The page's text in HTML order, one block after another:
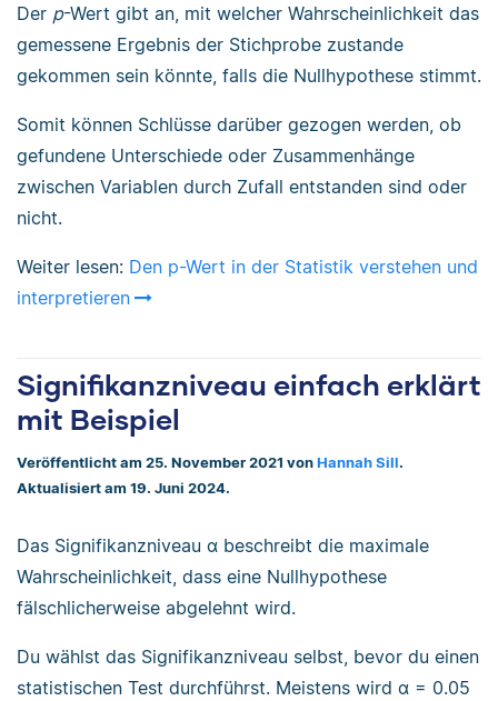
Der p-Wert gibt an, mit welcher Wahrscheinlichkeit das
gemessene Ergebnis der Stichprobe zustande
gekommen sein könnte, falls die Nullhypothese stimmt.
Somit können Schlüsse darüber gezogen werden, ob
gefundene Unterschiede oder Zusammenhänge
zwischen Variablen durch Zufall entstanden sind oder
nicht.
Weiter lesen: Den p-Wert in der Statistik verstehen und
interpretieren
Signifikanzniveau einfach erklärt
mit Beispiel
Veröffentlicht am 25. November 2021 von Hannah Sill.
Aktualisiert am 19. Juni 2024.
Das Signifikanzniveau α beschreibt die maximale
Wahrscheinlichkeit, dass eine Nullhypothese
fälschlicherweise abgelehnt wird.
Du wählst das Signifikanzniveau selbst, bevor du einen
statistischen Test durchführst. Meistens wird α = 0.05